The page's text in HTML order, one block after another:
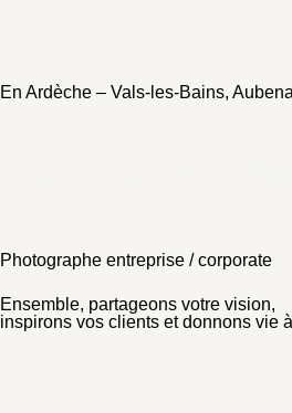
En Ardèche – Vals-les-Bains,
Photographe entreprise / corporate
Ensemble, partageons votre vision,
inspirons vos clients et donnons vie